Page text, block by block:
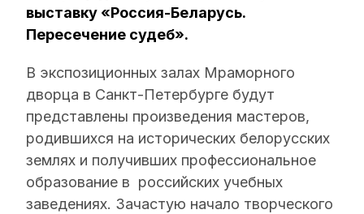
выставку «Россия-Беларусь.
Пересечение судеб».
В экспозиционных залах Мраморного
дворца в Санкт-Петербурге будут
представлены произведения мастеров,
родившихся на исторических белорусских
землях и получивших профессиональное
образование в российских учебных
заведениях. Зачастую начало творческого